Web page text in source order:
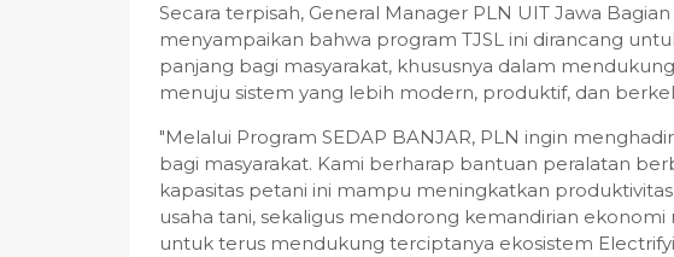
Secara terpisah, General Manager PLN UIT Jawa
menyampaikan bahwa program TJSL ini dirancang
panjang bagi masyarakat, khususnya dalam
menuju sistem yang lebih modern, produktif, dan
"Melalui Program SEDAP BANJAR, PLN ingin
bagi masyarakat. Kami berharap bantuan peralatan
kapasitas petani ini mampu meningkatkan
usaha tani, sekaligus mendorong kemandirian
untuk terus mendukung terciptanya ekosistem